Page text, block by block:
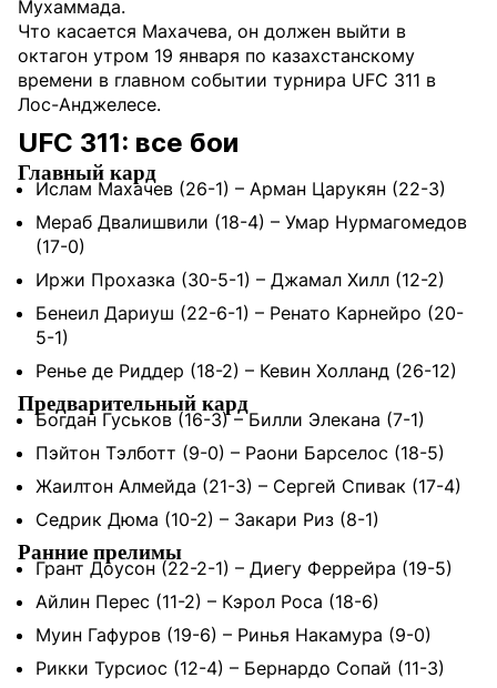
Мухаммада.
Что касается Махачева, он должен выйти в
октагон утром 19 января по казахстанскому
времени в главном событии турнира UFC 311 в
Лос-Анджелесе.
UFC 311: все бои
Главный кард
Ислам Махачев (26-1) – Арман Царукян (22-3)
Мераб Двалишвили (18-4) – Умар Нурмагомедов
(17-0)
Иржи Прохазка (30-5-1) – Джамал Хилл (12-2)
Бенеил Дариуш (22-6-1) – Ренато Карнейро (20-
5-1)
Ренье де Риддер (18-2) – Кевин Холланд (26-12)
Предварительный кард
Богдан Гуськов (16-3) – Билли Элекана (7-1)
Пэйтон Тэлботт (9-0) – Раони Барселос (18-5)
Жаилтон Алмейда (21-3) – Сергей Спивак (17-4)
Седрик Дюма (10-2) – Закари Риз (8-1)
Ранние прелимы
Грант Доусон (22-2-1) – Диегу Феррейра (19-5)
Айлин Перес (11-2) – Кэрол Роса (18-6)
Муин Гафуров (19-6) – Ринья Накамура (9-0)
Рикки Турсиос (12-4) – Бернардо Сопай (11-3)